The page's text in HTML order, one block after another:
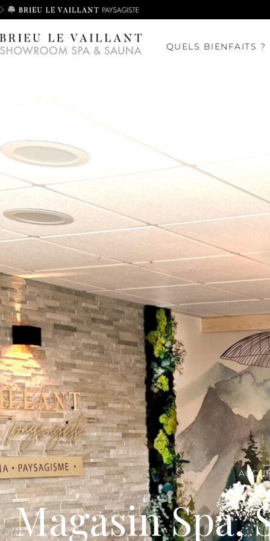
QUELS BIENFAITS ?
Magasin Spa,